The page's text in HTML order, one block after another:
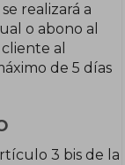
realizará a
o abono al
al
de 5 días
3 bis de la